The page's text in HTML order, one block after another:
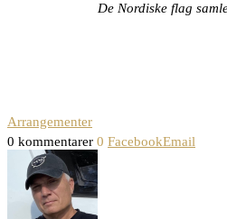
De Nordiske flag
Arrangementer
0 kommentarer 0 FacebookEmail